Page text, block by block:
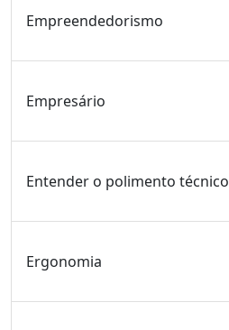
Empreendedorismo
Empresário
Entender o polimento técnico
Ergonomia